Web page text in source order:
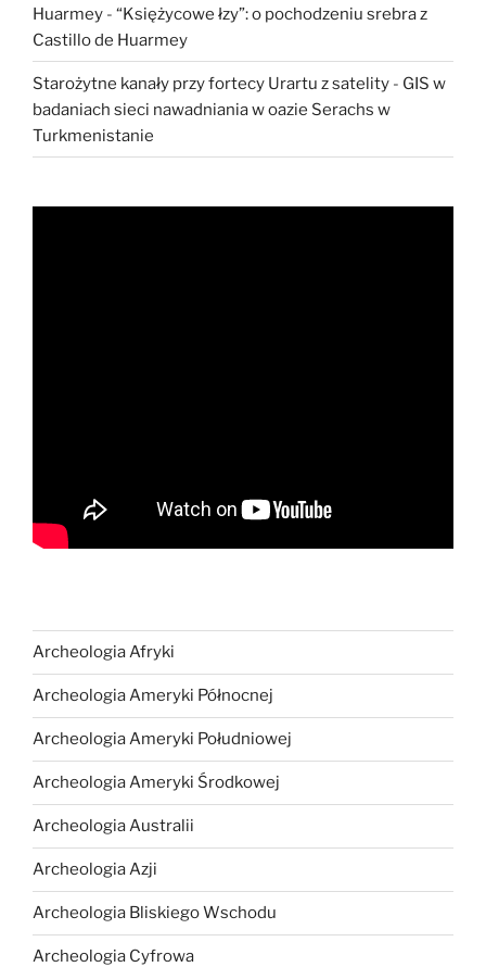
Huarmey - “Księżycowe łzy”: o pochodzeniu srebra z
Castillo de Huarmey
Starożytne kanały przy fortecy Urartu z satelity - GIS w
badaniach sieci nawadniania w oazie Serachs w
Turkmenistanie
Archeologia Afryki
Archeologia Ameryki Północnej
Archeologia Ameryki Południowej
Archeologia Ameryki Środkowej
Archeologia Australii
Archeologia Azji
Archeologia Bliskiego Wschodu
Archeologia Cyfrowa